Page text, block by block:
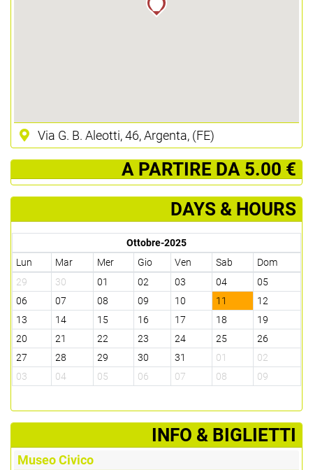
Via G. B. Aleotti, 46, Argenta, (FE)
­ A PARTIRE DA 5.00 €
DAYS & HOURS
Ottobre-2025
Lun
Mar Mer Gio Ven Sab
Dom
29
30 01 02 03 04
05
06
07 08 09 10 11
12
13
14 15 16 17 18
19
20
21 22 23 24 25
26
27
28 29 30 31 01
02
03
04 05 06 07 08 09
­INFO & BIGLIETTI
Museo Civico